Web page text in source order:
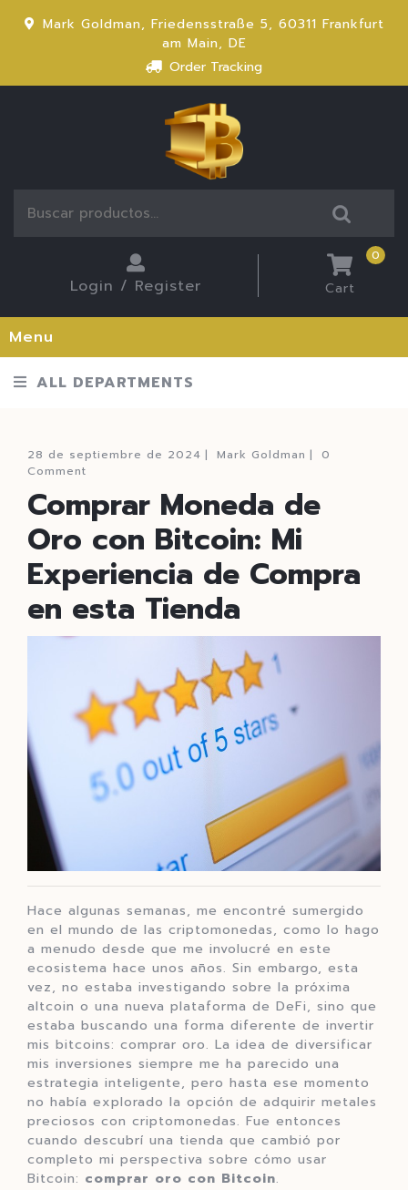
Mark Goldman, Friedensstraße 5, 60311 Frankfurt
am Main, DE
Order Tracking
Login / Register Cart
0
Menu
ALL DEPARTMENTS
28 de septiembre de 2024 | Mark Goldman |
0
Comment
Comprar Moneda de
Oro con Bitcoin: Mi
Experiencia de Compra
en esta Tienda
Hace algunas semanas, me encontré sumergido
en el mundo de las criptomonedas, como lo hago
a menudo desde que me involucré en este
ecosistema hace unos años. Sin embargo, esta
vez, no estaba investigando sobre la próxima
altcoin o una nueva plataforma de DeFi, sino que
estaba buscando una forma diferente de invertir
mis bitcoins: comprar oro. La idea de diversificar
mis inversiones siempre me ha parecido una
estrategia inteligente, pero hasta ese momento
no había explorado la opción de adquirir metales
preciosos con criptomonedas. Fue entonces
cuando descubrí una tienda que cambió por
completo mi perspectiva sobre cómo usar
Bitcoin: comprar oro con Bitcoin.